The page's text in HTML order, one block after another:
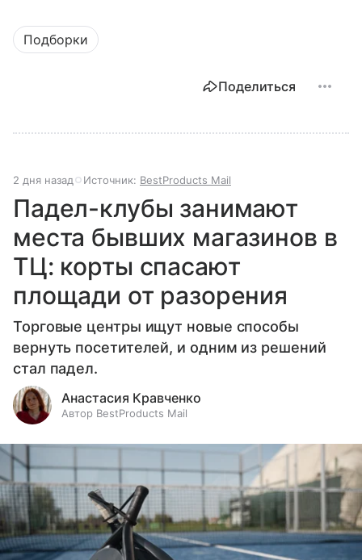
Подборки
Поделиться
2 дня назад Источник: BestProducts Mail
Падел-клубы занимают
места бывших магазинов в
ТЦ: корты спасают
площади от разорения
Торговые центры ищут новые способы
вернуть посетителей, и одним из решений
стал падел.
Анастасия Кравченко
Автор BestProducts Mail